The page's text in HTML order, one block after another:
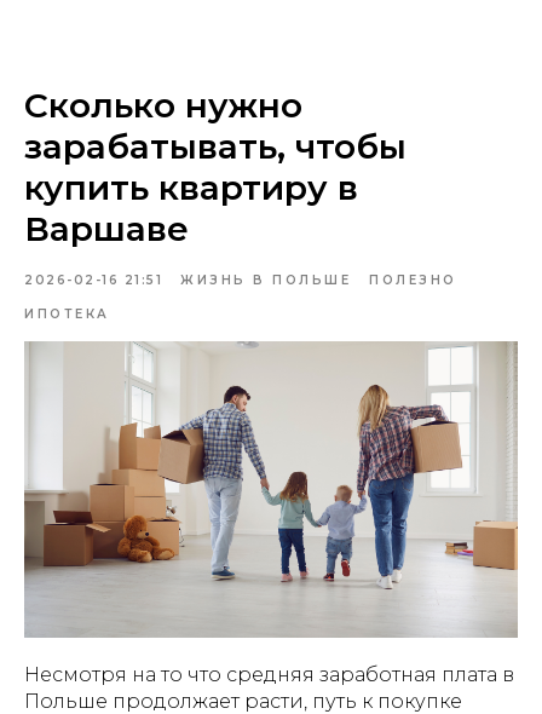
Сколько нужно
зарабатывать, чтобы
купить квартиру в
Варшаве
2026-02-16 21:51 ЖИЗНЬ В ПОЛЬШЕ ПОЛЕЗНО
ИПОТЕКА
Несмотря на то что средняя заработная плата в
Польше продолжает расти, путь к покупке